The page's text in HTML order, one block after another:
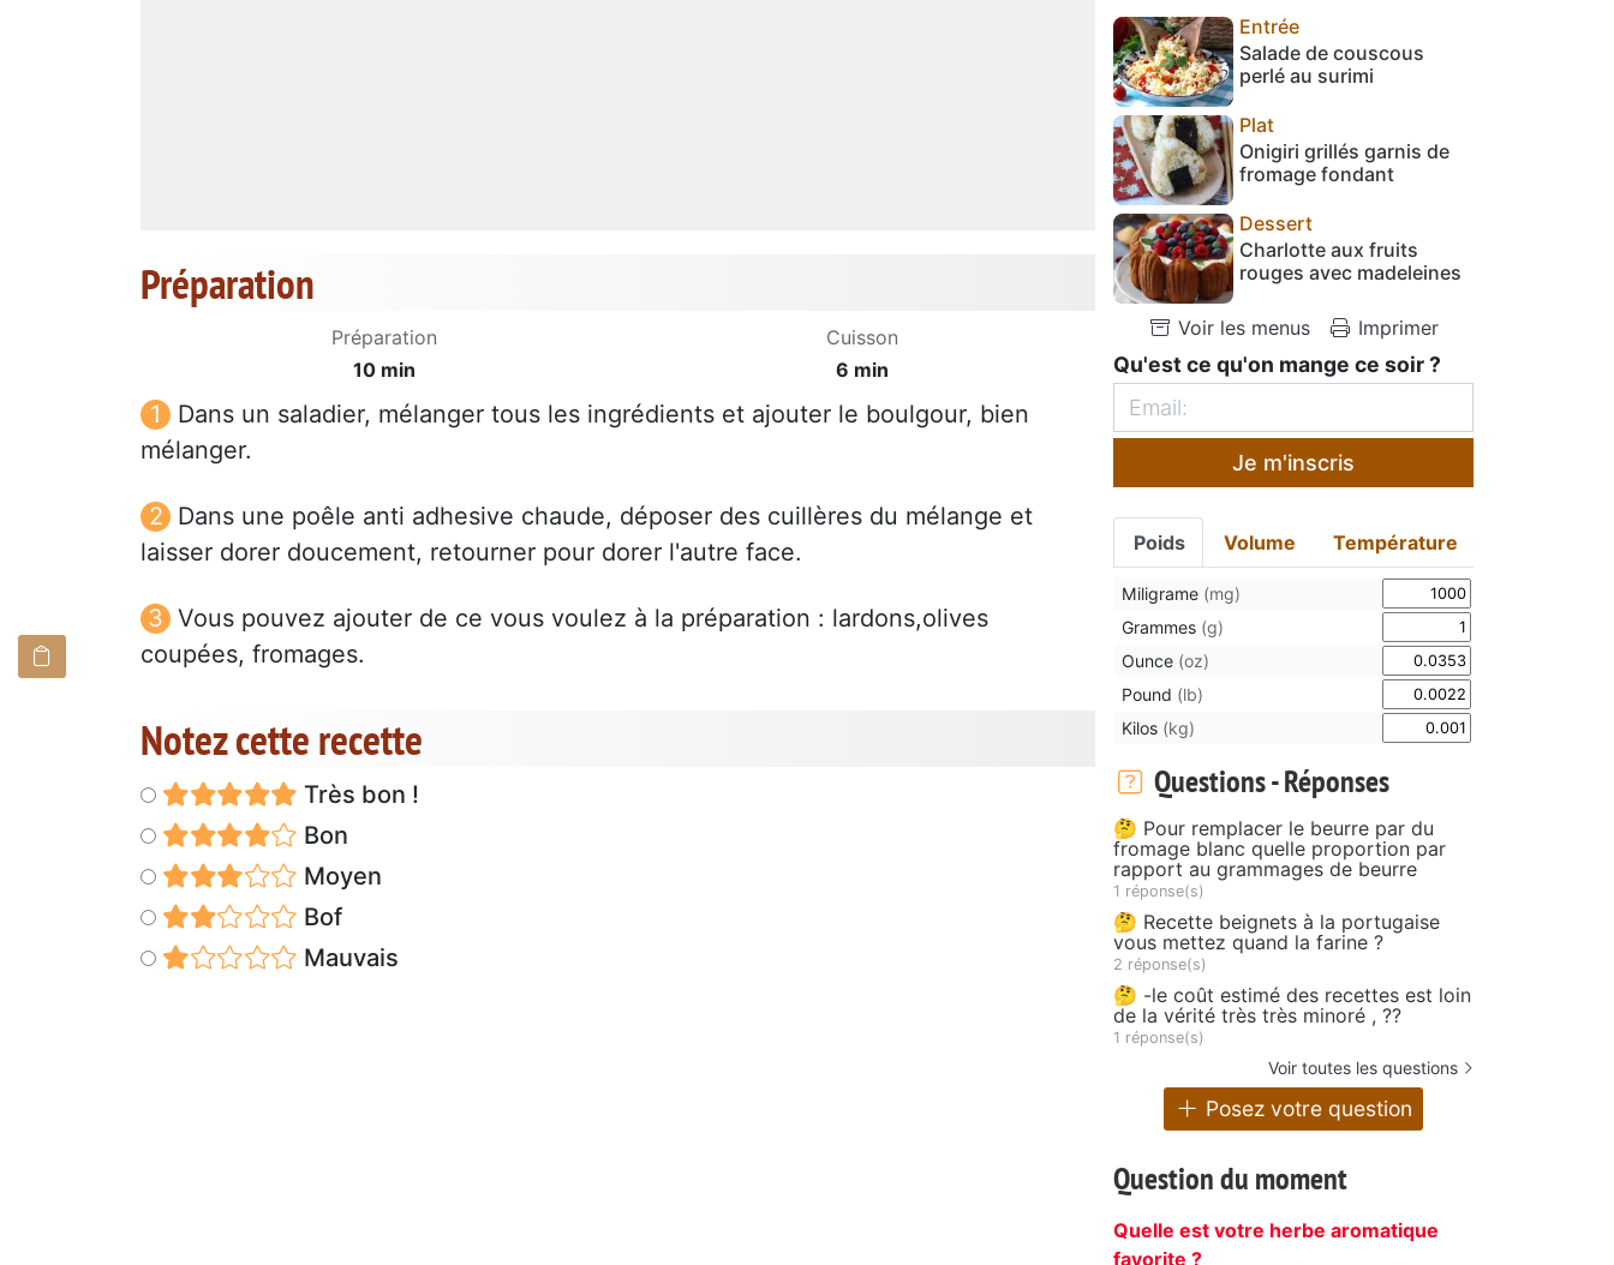
Préparation
Préparation
10 min
Cuisson
6 min
Dans un saladier, mélanger tous les ingrédients et ajouter le boulgour, bien
mélanger.
Dans une poêle anti adhesive chaude, déposer des cuillères du mélange et
laisser dorer doucement, retourner pour dorer l'autre face.
Vous pouvez ajouter de ce vous voulez à la préparation : lardons,olives
coupées, fromages.
Notez cette recette
Très bon !
Bon
Moyen
Bof
Mauvais
Entrée
Salade de couscous
perlé au surimi
Plat
Onigiri grillés garnis de
fromage fondant
Dessert
Charlotte aux fruits
rouges avec madeleines
Voir les menus Imprimer
Qu'est ce qu'on mange ce soir ?
Je m'inscris
Poids Volume Température
Miligrame (mg)
Grammes (g)
Ounce (oz)
Pound (lb)
Kilos (kg)
Questions - Réponses
🤔 Pour remplacer le beurre par du
fromage blanc quelle proportion par
rapport au grammages de beurre
1 réponse(s)
🤔 Recette beignets à la portugaise
vous mettez quand la farine ?
2 réponse(s)
🤔 -le coût estimé des recettes est loin
de la vérité très très minoré , ??
1 réponse(s)
Voir toutes les questions
Posez votre question
Question du moment
Quelle est votre herbe aromatique
favorite ?